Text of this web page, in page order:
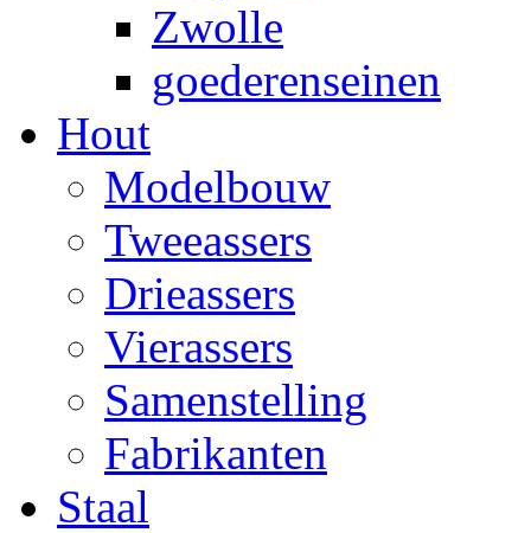
Zwolle
goederenseinen
Hout
Modelbouw
Tweeassers
Drieassers
Vierassers
Samenstelling
Fabrikanten
Staal